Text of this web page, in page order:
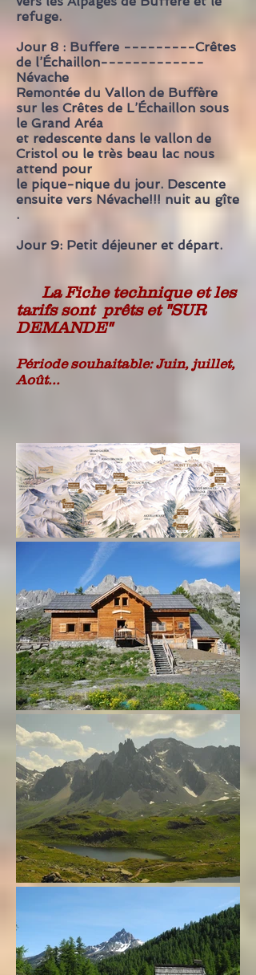
refuge.
Jour 8 : Buffere ---------Crêtes
de l’Échaillon-------------
Névache
Remontée du Vallon de Buffère
sur les Crêtes de L’Échaillon sous
le Grand Aréa
et redescente dans le vallon de
Cristol ou le très beau lac nous
attend pour
le pique-nique du jour. Descente
ensuite vers Névache!!! nuit au gîte
.
Jour 9: Petit déjeuner et départ.
La Fiche technique et les
tarifs sont prêts et "SUR
DEMANDE"
Période souhaitable: Juin, juillet,
Août...